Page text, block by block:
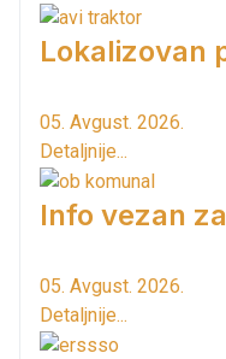
Lokalizovan
05. Avgust. 2026.
Detaljnije...
Info vezan
05. Avgust. 2026.
Detaljnije...